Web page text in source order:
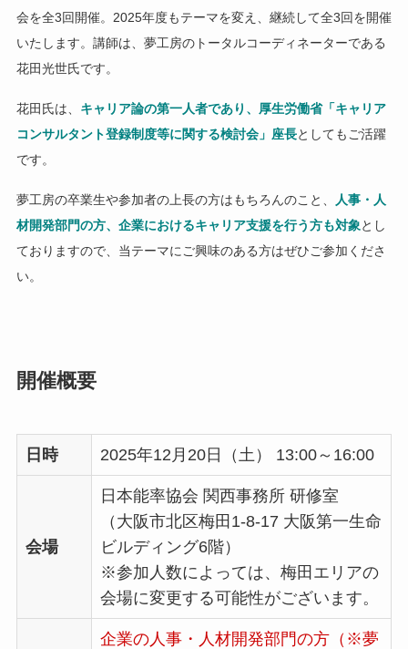
会を全3回開催。2025年度もテーマを変え、継続して全3回を開催
いたします。講師は、夢工房のトータルコーディネーターである
花田光世氏です。
花田氏は、 キャリア論の第一人者であり、厚生労働省「キャリア
コンサルタント登録制度等に関する検討会」座長としてもご活躍
です。
夢工房の卒業生や参加者の上長の方はもちろんのこと、
人事・人
材開発部門の方、企業におけるキャリア支援を行う方も対象とし
ておりますので、当テーマにご興味のある方はぜひご参加くださ
い。
開催概要
日時 2025年12月20日（土） 13:00～16:00
会場
日本能率協会 関西事務所 研修室
（大阪市北区梅田1-8-17 大阪第一生命
ビルディング6階）
※参加人数によっては、梅田エリアの
会場に変更する可能性がございます。
企業の人事・人材開発部門の方（※夢